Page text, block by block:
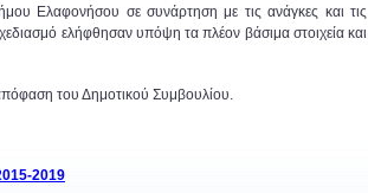
Eλαφονήσου σε συνάρτηση με τις ανάγκες και τις
ελήφθησαν υπόψη τα πλέον βάσιμα στοιχεία και
του Δημοτικού Συμβουλίου.
2019